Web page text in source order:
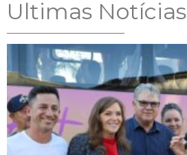
Ultimas Notícias